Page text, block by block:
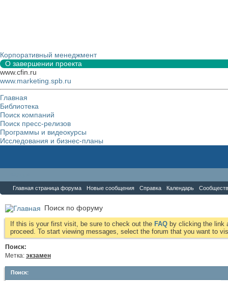
Корпоративный менеджмент
О завершении проекта
www.cfin.ru
www.marketing.spb.ru
Главная
Библиотека
Поиск компаний
Поиск пресс-релизов
Программы и видеокурсы
Исследования и бизнес-планы
Главная страница форума Новые сообщения Справка Календарь
Поиск по форуму
If this is your first visit, be sure to check out the FAQ by clicking the link
proceed. To start viewing messages, select the forum that you want to
Поиск:
Метка: экзамен
Поиск: